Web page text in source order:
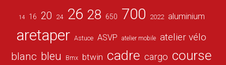
14 16 20 24 26 28 650 700 2022 aluminium
aretaper Astuce ASVP atelier mobile atelier vélo
blanc bleu Bmx btwin cadre cargo course